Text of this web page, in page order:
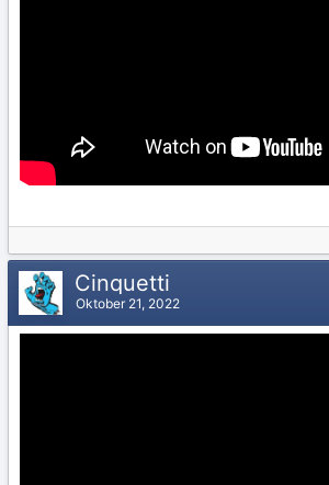
Cinquetti
Oktober 21, 2022